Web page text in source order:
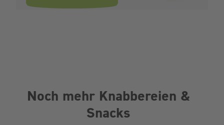
Noch mehr Knabbereien &
Snacks